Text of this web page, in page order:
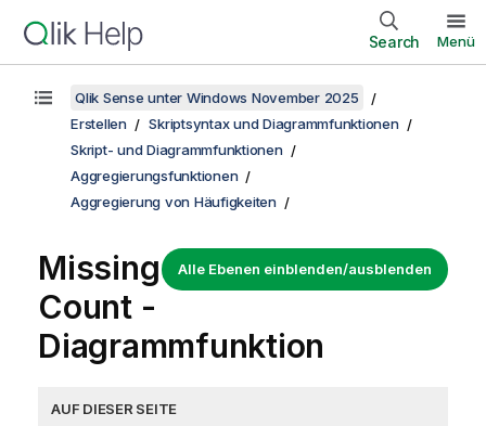
Search Menü
Qlik Sense unter Windows November 2025
Erstellen
Skriptsyntax und Diagrammfunktionen
Skript- und Diagrammfunktionen
Aggregierungsfunktionen
Aggregierung von Häufigkeiten
Alle Ebenen einblenden/ausblenden
Missing
Count-
Diagrammfunktion
AUF DIESER SEITE